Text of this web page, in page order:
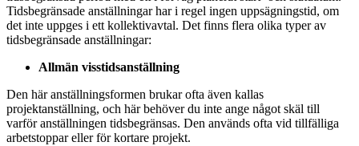
Tidsbegränsade anställningar har i regel ingen uppsägningstid, om
det inte uppges i ett kollektivavtal. Det finns flera olika typer av
tidsbegränsade anställningar:
Allmän visstidsanställning
Den här anställningsformen brukar ofta även kallas
projektanställning, och här behöver du inte ange något skäl till
varför anställningen tidsbegränsas. Den används ofta vid tillfälliga
arbetstoppar eller för kortare projekt.